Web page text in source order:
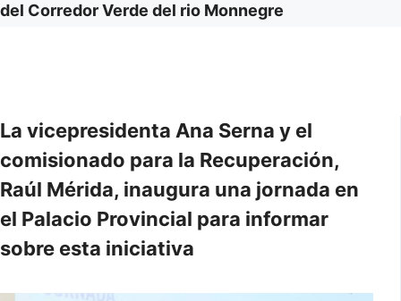
del Corredor Verde del rio Monnegre
La vicepresidenta Ana Serna y el
comisionado para la Recuperación,
Raúl Mérida, inaugura una jornada en
el Palacio Provincial para informar
sobre esta iniciativa